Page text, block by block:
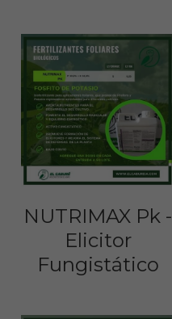
NUTRIMAX Pk -
Elicitor
Fungistático